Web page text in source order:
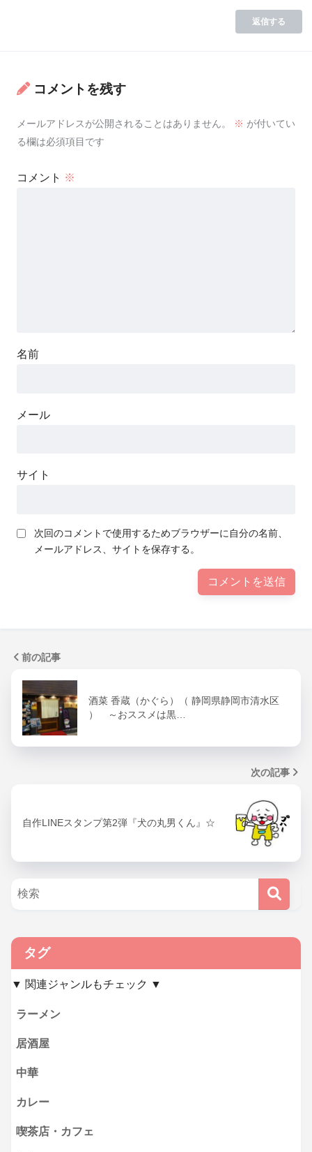
返信する
コメントを残す
メールアドレスが公開されることはありません。 ※ が付いてい
る欄は必須項目です
コメント ※
名前
メール
サイト
次回のコメントで使用するためブラウザーに自分の名前、
メールアドレス、サイトを保存する。
前の記事
酒菜 香蔵（かぐら）（ 静岡県静岡市清水区
） ～おススメは黒…
次の記事
自作LINEスタンプ第2弾『犬の丸男くん』☆
タグ
▼ 関連ジャンルもチェック ▼
ラーメン
居酒屋
中華
カレー
喫茶店・カフェ